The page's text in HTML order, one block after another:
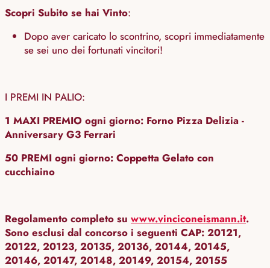
Scopri Subito se hai Vinto:
Dopo aver caricato lo scontrino, scopri immediatamente
se sei uno dei fortunati vincitori!
I PREMI IN PALIO:
1 MAXI PREMIO ogni giorno: Forno Pizza Delizia -
Anniversary G3 Ferrari
50 PREMI ogni giorno: Coppetta Gelato con
cucchiaino
Regolamento completo su www.vinciconeismann.it.
Sono esclusi dal concorso i seguenti CAP: 20121,
20122, 20123, 20135, 20136, 20144, 20145,
20146, 20147, 20148, 20149, 20154, 20155